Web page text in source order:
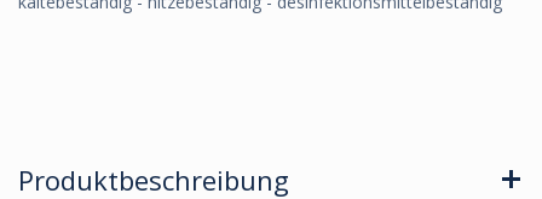
Produktbeschreibung